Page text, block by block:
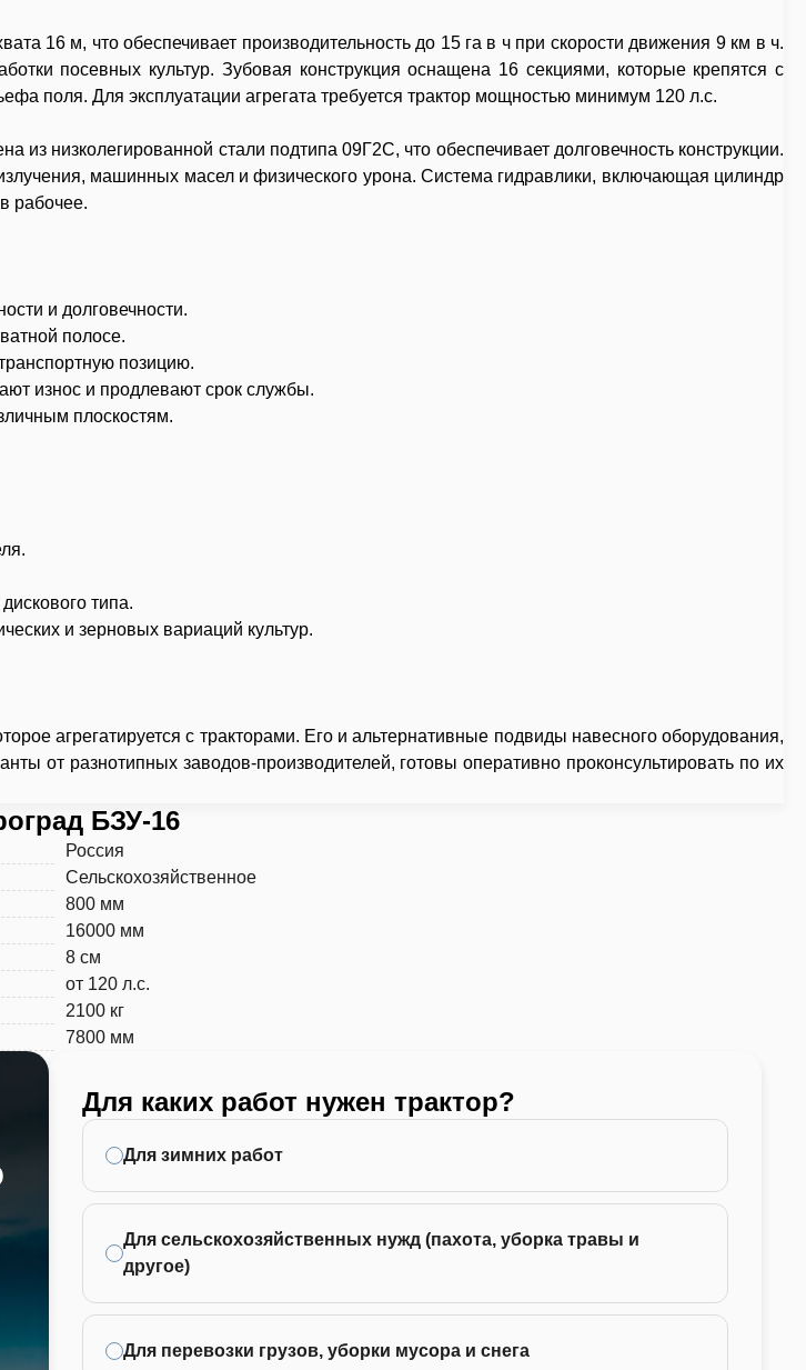
16 м, что обеспечивает производительность до 15 га в ч при скорости движения 9 км в ч.
посевных культур. Зубовая конструкция оснащена 16 секциями, которые крепятся с
поля. Для эксплуатации агрегата требуется трактор мощностью минимум 120 л.с.
низколегированной стали подтипа 09Г2С, что обеспечивает долговечность конструкции.
машинных масел и физического урона. Система гидравлики, включающая цилиндр
рабочее.
и долговечности.
полосе.
позицию.
износ и продлевают срок службы.
плоскостям.
типа.
и зерновых вариаций культур.
агрегатируется с тракторами. Его и альтернативные подвиды навесного оборудования,
от разнотипных заводов-производителей, готовы оперативно проконсультировать по их
БЗУ-16
Россия
Сельскохозяйственное
800 мм
16000 мм
8 см
от 120 л.с.
2100 кг
7800 мм
Для каких работ нужен трактор?
Для зимних работ
Для сельскохозяйственных нужд (пахота, уборка травы и
другое)
Для перевозки грузов, уборки мусора и снега